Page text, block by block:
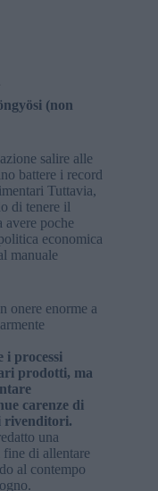
(non
salire alle
battere i record
Tuttavia,
di tenere il
avere poche
economica
manuale
onere enorme a
i processi
prodotti, ma
carenze di
rivenditori.
una
di allentare
al contempo